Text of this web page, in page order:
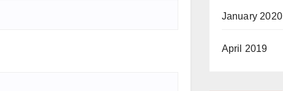
January 2020
April 2019